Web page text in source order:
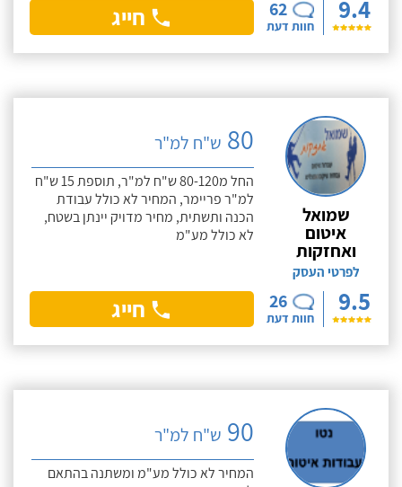
9.4
62
חוות דעת חייג
שמואל
איטום
ואחזקות
לפרטי העסק
9.5
26
חוות דעת
80 ש"ח למ"ר
החל מ80-120 ש"ח למ"ר, תוספת 15 ש"ח
למ"ר פריימר, המחיר לא כולל עבודת
הכנה ותשתית, מחיר מדויק יינתן בשטח,
לא כולל מע"מ
חייג
90 ש"ח למ"ר
המחיר לא כולל מע"מ ומשתנה בהתאם